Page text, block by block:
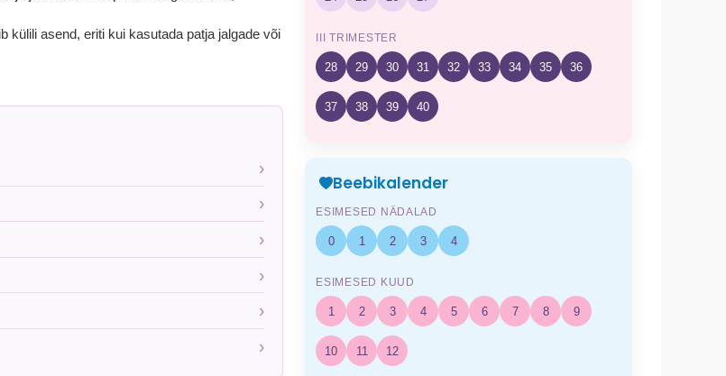
külili asend, eriti kui kasutada patja jalgade või
III TRIMESTER
28 29 30 31 32 33 34 35 36
37 38 39 40
Beebikalender
ESIMESED NÄDALAD
0 1 2 3 4
ESIMESED KUUD
1 2 3 4 5 6 7 8 9
10 11 12